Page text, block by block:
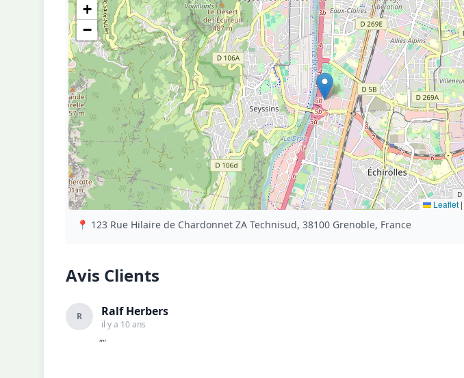
+
−
Leaflet |
📍 123 Rue Hilaire de Chardonnet ZA Technisud, 38100 Grenoble, France
Avis Clients
R Ralf Herbers
il y a 10 ans
""